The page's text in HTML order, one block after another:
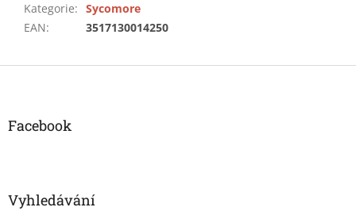
Kategorie: Sycomore
EAN: 3517130014250
Z
Facebook
Vyhledávání